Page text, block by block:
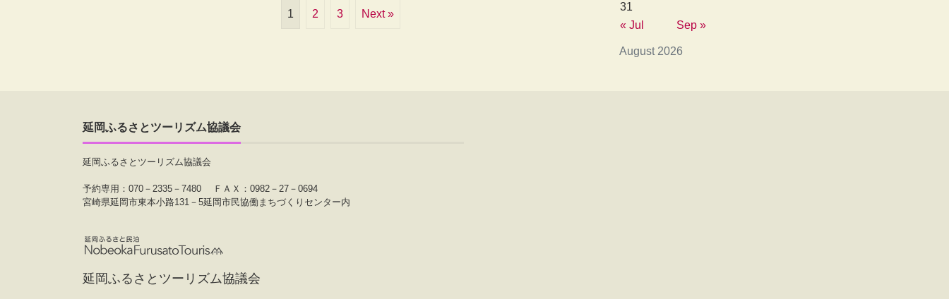
1 2 3 Next »
August 2026
31
« Jul
Sep »
延岡ふるさとツーリズム協議会
延岡ふるさとツーリズム協議会
予約専用：070－2335－7480
ＦＡＸ：0982－27－0694
宮崎県延岡市東本小路131－5延岡市民協働まちづくりセンター内
延岡ふるさとツーリズム協議会